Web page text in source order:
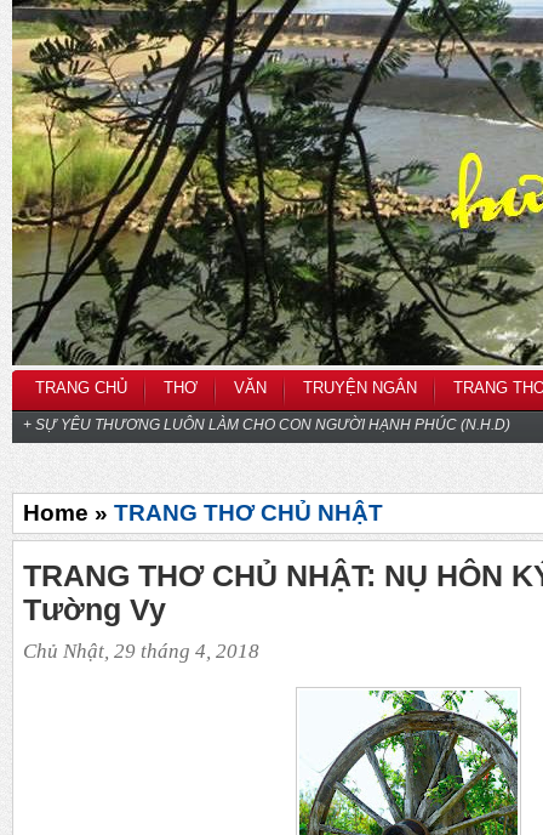
TRANG CHỦ THƠ VĂN TRUYỆN NGẮN TRANG
+ SỰ YÊU THƯƠNG LUÔN LÀM CHO CON NGƯỜI HẠNH PHÚC (N.H.D)
Home » TRANG THƠ CHỦ NHẬT
TRANG THƠ CHỦ NHẬT: NỤ HÔN
Tường Vy
Chủ Nhật, 29 tháng 4, 2018